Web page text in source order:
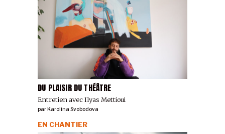
DU PLAISIR DU THÉÂTRE
Entretien avec Ilyas Mettioui
par Karolina Svobodova
EN CHANTIER